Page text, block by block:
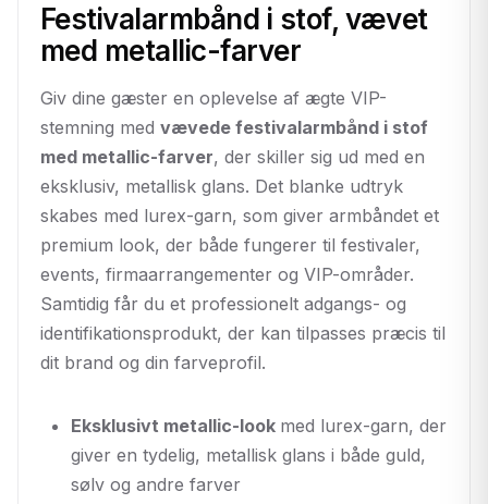
Festivalarmbånd i stof, vævet
med metallic-farver
Giv dine gæster en oplevelse af ægte VIP-
stemning med vævede festivalarmbånd i stof
med metallic-farver, der skiller sig ud med en
eksklusiv, metallisk glans. Det blanke udtryk
skabes med lurex-garn, som giver armbåndet et
premium look, der både fungerer til festivaler,
events, firmaarrangementer og VIP-områder.
Samtidig får du et professionelt adgangs- og
identifikationsprodukt, der kan tilpasses præcis til
dit brand og din farveprofil.
Eksklusivt metallic-look med lurex-garn, der
giver en tydelig, metallisk glans i både guld,
sølv og andre farver